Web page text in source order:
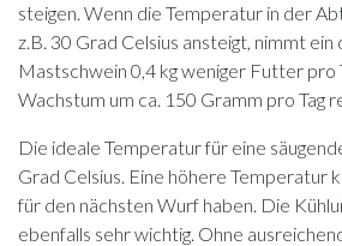
steigen. Wenn die Temperatur in der
z.B. 30 Grad Celsius ansteigt, nimmt
Mastschwein 0,4 kg weniger Futter pro
Wachstum um ca. 150 Gramm pro Tag
Die ideale Temperatur für eine
Grad Celsius. Eine höhere Temperatur
für den nächsten Wurf haben. Die
ebenfalls sehr wichtig. Ohne